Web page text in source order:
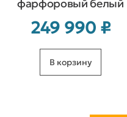
фарфоровый белый
249 990 ₽
В корзину